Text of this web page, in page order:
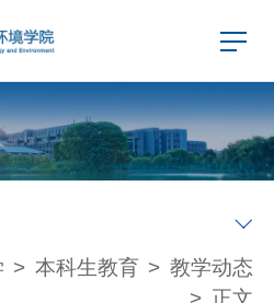
> 本科生教育 > 教学动态
> 正文